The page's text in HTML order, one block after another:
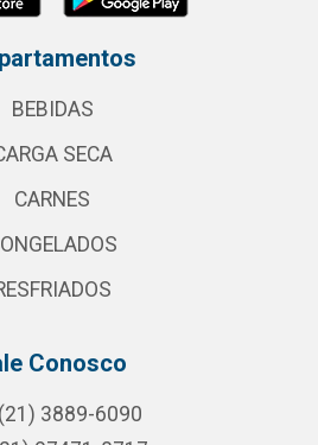
BEBIDAS
SECA
CARNES
Conosco
(21) 3889-6090